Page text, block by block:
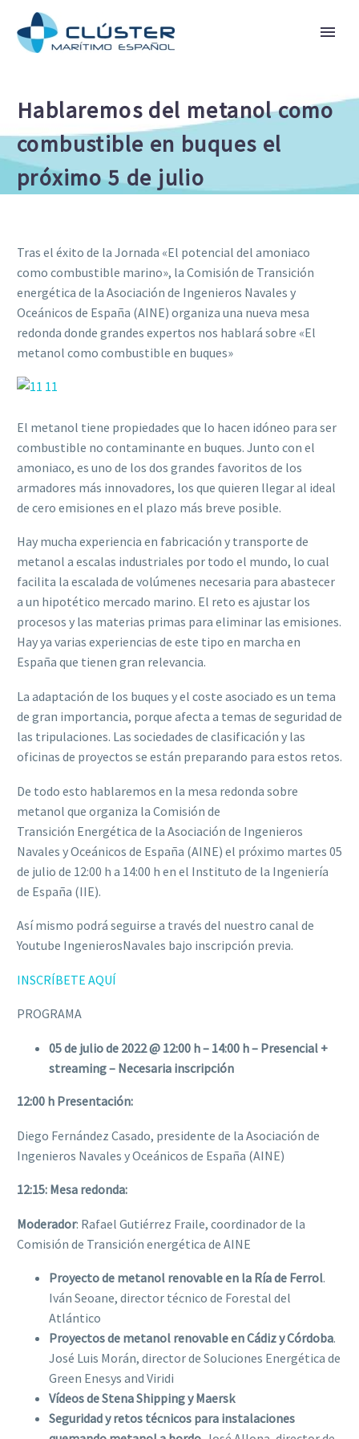
Hablaremos del metanol como
combustible en buques el
próximo 5 de julio
Tras el éxito de la Jornada «El potencial del amoniaco
como combustible marino», la Comisión de Transición
energética de la Asociación de Ingenieros Navales y
Oceánicos de España (AINE) organiza una nueva mesa
redonda donde grandes expertos nos hablará sobre «El
metanol como combustible en buques»
El metanol tiene propiedades que lo hacen idóneo para ser
combustible no contaminante en buques. Junto con el
amoniaco, es uno de los dos grandes favoritos de los
armadores más innovadores, los que quieren llegar al ideal
de cero emisiones en el plazo más breve posible.
Hay mucha experiencia en fabricación y transporte de
metanol a escalas industriales por todo el mundo, lo cual
facilita la escalada de volúmenes necesaria para abastecer
a un hipotético mercado marino. El reto es ajustar los
procesos y las materias primas para eliminar las emisiones.
Hay ya varias experiencias de este tipo en marcha en
España que tienen gran relevancia.
La adaptación de los buques y el coste asociado es un tema
de gran importancia, porque afecta a temas de seguridad de
las tripulaciones. Las sociedades de clasificación y las
oficinas de proyectos se están preparando para estos retos.
De todo esto hablaremos en la mesa redonda sobre
metanol que organiza la Comisión de
Transición Energética de la Asociación de Ingenieros
Navales y Oceánicos de España (AINE) el próximo martes 05
de julio de 12:00 h a 14:00 h en el Instituto de la Ingeniería
de España (IIE).
Así mismo podrá seguirse a través del nuestro canal de
Youtube IngenierosNavales bajo inscripción previa.
INSCRÍBETE AQUÍ
PROGRAMA
05 de julio de 2022 @ 12:00 h – 14:00 h – Presencial +
streaming – Necesaria inscripción
12:00 h Presentación:
Diego Fernández Casado, presidente de la Asociación de
Ingenieros Navales y Oceánicos de España (AINE)
12:15: Mesa redonda:
Moderador: Rafael Gutiérrez Fraile, coordinador de la
Comisión de Transición energética de AINE
Proyecto de metanol renovable en la Ría de Ferrol.
Iván Seoane, director técnico de Forestal del
Atlántico
Proyectos de metanol renovable en Cádiz y Córdoba.
José Luis Morán, director de Soluciones Energética de
Green Enesys and Viridi
Vídeos de Stena Shipping y Maersk
Seguridad y retos técnicos para instalaciones